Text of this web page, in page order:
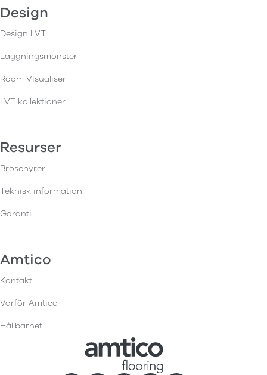
Design
Design LVT
Läggningsmönster
Room Visualiser
LVT kollektioner
Resurser
Broschyrer
Teknisk information
Garanti
Amtico
Kontakt
Varför Amtico
Hållbarhet